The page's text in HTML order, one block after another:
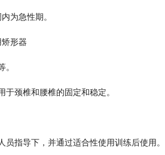
为急性期。
矫形器
。
于颈椎和腰椎的固定和稳定。
指导下，并通过适合性使用训练后使用。